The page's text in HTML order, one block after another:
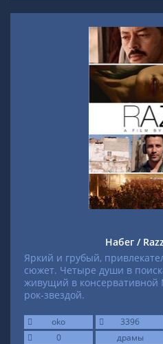
Набег /
Яркий и грубый,
сюжет. Четыре души в
живущий в консервативной
рок-звездой.
oko
3396
0
драмы